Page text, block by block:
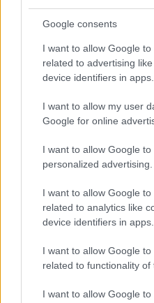
Google consents
I want to allow Google
related to advertising
device identifiers in apps.
I want to allow my user
Google for online
I want to allow Google to
personalized advertising.
I want to allow Google
related to analytics like
device identifiers in apps.
I want to allow Google
related to functionality of
I want to allow Google
Nagyvilág
A világ legidősebb
ivott – 122 évig élt